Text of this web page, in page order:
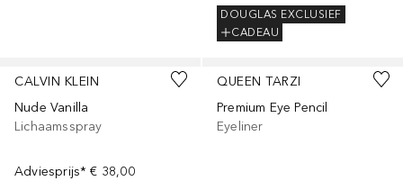
DOUGLAS EXCLUSIEF
CADEAU
CALVIN KLEIN
Nude Vanilla
Lichaamsspray
Adviesprijs* € 38,00
QUEEN TARZI
Premium Eye Pencil
Eyeliner
+2